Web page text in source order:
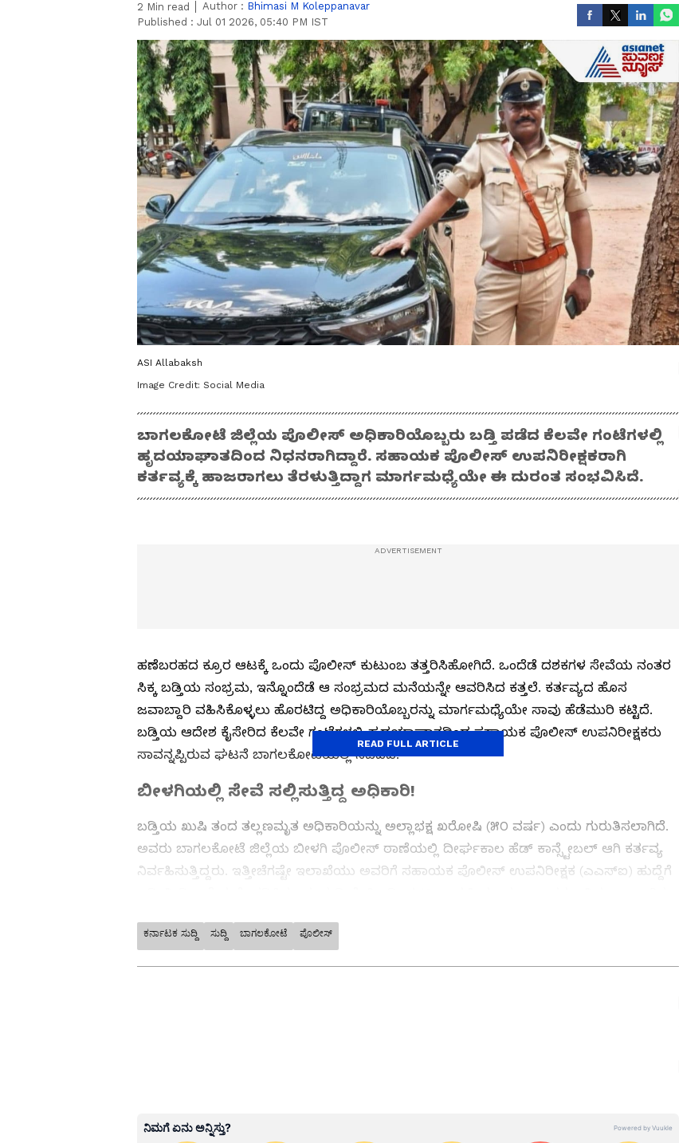
2 Min read Author : Bhimasi M Koleppanavar
Published : Jul 01 2026, 05:40 PM IST
ASI Allabaksh
Image Credit: Social Media
ಬಾಗಲಕೋಟೆ ಜಿಲ್ಲೆಯ ಪೊಲೀಸ್ ಅಧಿಕಾರಿಯೊಬ್ಬರು ಬಡ್ತಿ ಪಡೆದ ಕೆಲವೇ ಗಂಟೆಗಳಲ್ಲಿ
ಹೃದಯಾಘಾತದಿಂದ ನಿಧನರಾಗಿದ್ದಾರೆ. ಸಹಾಯಕ ಪೊಲೀಸ್ ಉಪನಿರೀಕ್ಷಕರಾಗಿ
ಕರ್ತವ್ಯಕ್ಕೆ ಹಾಜರಾಗಲು ತೆರಳುತ್ತಿದ್ದಾಗ ಮಾರ್ಗಮಧ್ಯೆಯೇ ಈ ದುರಂತ ಸಂಭವಿಸಿದೆ.
ಹಣೆಬರಹದ ಕ್ರೂರ ಆಟಕ್ಕೆ ಒಂದು ಪೊಲೀಸ್ ಕುಟುಂಬ ತತ್ತರಿಸಿಹೋಗಿದೆ. ಒಂದೆಡೆ ದಶಕಗಳ ಸೇವೆಯ ನಂತರ
ಸಿಕ್ಕ ಬಡ್ತಿಯ ಸಂಭ್ರಮ, ಇನ್ನೊಂದೆಡೆ ಆ ಸಂಭ್ರಮದ ಮನೆಯನ್ನೇ ಆವರಿಸಿದ ಕತ್ತಲೆ. ಕರ್ತವ್ಯದ ಹೊಸ
ಜವಾಬ್ದಾರಿ ವಹಿಸಿಕೊಳ್ಳಲು ಹೊರಟಿದ್ದ ಅಧಿಕಾರಿಯೊಬ್ಬರನ್ನು ಮಾರ್ಗಮಧ್ಯೆಯೇ ಸಾವು ಹೆಡೆಮುರಿ ಕಟ್ಟಿದೆ.
ಬಡ್ತಿಯ ಆದೇಶ ಕೈಸೇರಿದ ಕೆಲವೇ ಗಂಟೆಗಳಲ್ಲಿ ಹೃದಯಾಘಾತದಿಂದ ಸಹಾಯಕ ಪೊಲೀಸ್ ಉಪನಿರೀಕ್ಷಕರು
ಸಾವನ್ನಪ್ಪಿರುವ ಘಟನೆ ಬಾಗಲಕೋಟೆಯಲ್ಲಿ ನಡೆದಿದೆ.
ಬೀಳಗಿಯಲ್ಲಿ ಸೇವೆ ಸಲ್ಲಿಸುತ್ತಿದ್ದ ಅಧಿಕಾರಿ!
ಬಡ್ತಿಯ ಖುಷಿ ತಂದ ತಲ್ಲಣಮೃತ ಅಧಿಕಾರಿಯನ್ನು ಅಲ್ಲಾಭಕ್ಷ ಖರೋಷಿ (೫೦ ವರ್ಷ) ಎಂದು ಗುರುತಿಸಲಾಗಿದೆ.
ಅವರು ಬಾಗಲಕೋಟೆ ಜಿಲ್ಲೆಯ ಬೀಳಗಿ ಪೊಲೀಸ್ ಠಾಣೆಯಲ್ಲಿ ದೀರ್ಘಕಾಲ ಹೆಡ್ ಕಾನ್ಸ್ಟೇಬಲ್ ಆಗಿ ಕರ್ತವ್ಯ
ನಿರ್ವಹಿಸುತ್ತಿದ್ದರು. ಇತ್ತೀಚೆಗಷ್ಟೇ ಇಲಾಖೆಯು ಅವರಿಗೆ ಸಹಾಯಕ ಪೊಲೀಸ್ ಉಪನಿರೀಕ್ಷಕ (ಎಎಸ್‌ಐ) ಹುದ್ದೆಗೆ
READ FULL ARTICLE
ABOUT THE AUTHOR
Bhimasi M Koleppanavar
ಕರ್ನಾಟಕ ಸುದ್ದಿ ಸುದ್ದಿ ಬಾಗಲಕೋಟೆ ಪೊಲೀಸ್